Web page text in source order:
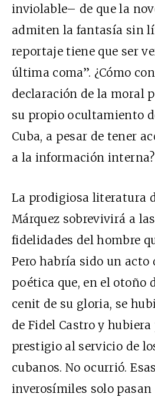
inviolable– de que la
admiten la fantasía sin
reportaje tiene que ser
última coma”. ¿Cómo
declaración de la moral
su propio ocultamiento
Cuba, a pesar de tener
a la información interna?
La prodigiosa literatura
Márquez sobrevivirá a
fidelidades del hombre
Pero habría sido un acto
poética que, en el otoño
cenit de su gloria, se
de Fidel Castro y
prestigio al servicio de
cubanos. No ocurrió.
inverosímiles solo pasan